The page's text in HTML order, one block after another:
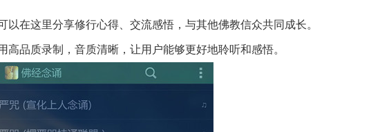
以在这里分享修行心得、交流感悟，与其他佛教信众共同成长。
高品质录制，音质清晰，让用户能够更好地聆听和感悟。